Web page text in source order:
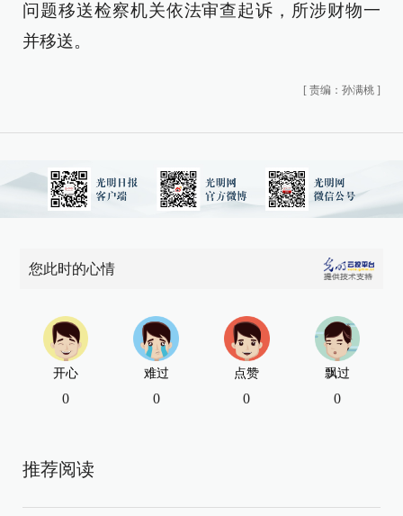
问题移送检察机关依法审查起诉，所涉财物一
并移送。
[ 责编：孙满桃 ]
您此时的心情
开心
0
难过
0
点赞
0
飘过
0
推荐阅读